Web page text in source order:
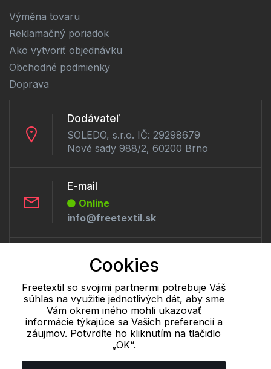
Výměna tovaru
Reklamačný poriadok
Ako vytvoriť objednávku
Obchodné podmienky
Doprava
Dodávateľ
SOLEDO, s.r.o. IČ: 29298679
Nové sady 988/2, 60200 Brno
E-mail
Online
info@freetextil.sk
Telefón:
Offline
+421 277 270 056
Cookie - podrobné nastavenie| Ďalšie informácie|Spracovanie
osobných údajov
Cookies
Freetextil so svojimi partnermi potrebuje Váš
súhlas na využitie jednotlivých dát, aby sme
Vám okrem iného mohli ukazovať
informácie týkajúce sa Vašich preferencií a
záujmov. Potvrdíte ho kliknutím na tlačidlo
„OK“.